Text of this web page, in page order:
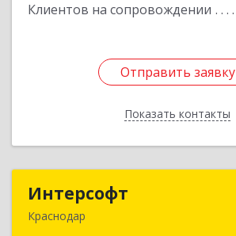
Клиентов на сопровождении
Отправить заявку
Показать контакты
Отправить заявку
Назад
Интерсофт
Краснодар